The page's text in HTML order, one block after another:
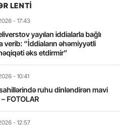
LENTI
- 17:43
yayılan iddialarla bağlı
verib: “İddiaların əhəmiyyətli
əks etdirmir”
- 10:41
ruhu dinləndirən mavi
FOTOLAR
- 12:57